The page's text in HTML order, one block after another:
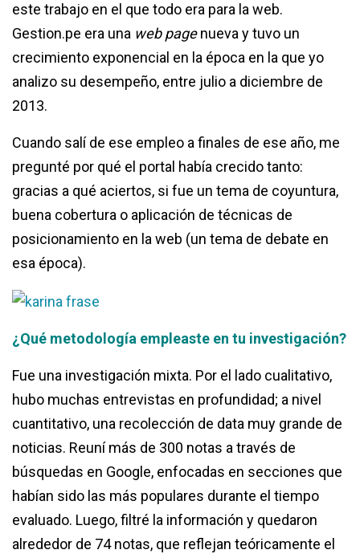
este trabajo en el que todo era para la web.
Gestion.pe era una web pagenueva y tuvo un
crecimiento exponencial en la época en la que yo
analizo su desempeño, entre julio a diciembre de
2013.
Cuando salí de ese empleo a finales de ese año, me
pregunté por qué el portal había crecido tanto:
gracias a qué aciertos, si fue un tema de coyuntura,
buena cobertura o aplicación de técnicas de
posicionamiento en la web (un tema de debate en
esa época).
¿Qué metodología empleaste en tu investigación?
Fue una investigación mixta. Por el lado cualitativo,
hubo muchas entrevistas en profundidad; a nivel
cuantitativo, una recolección de data muy grande de
noticias. Reuní más de 300 notas a través de
búsquedas en Google, enfocadas en secciones que
habían sido las más populares durante el tiempo
evaluado. Luego, filtré la información y quedaron
alrededor de 74 notas, que reflejan teóricamente el